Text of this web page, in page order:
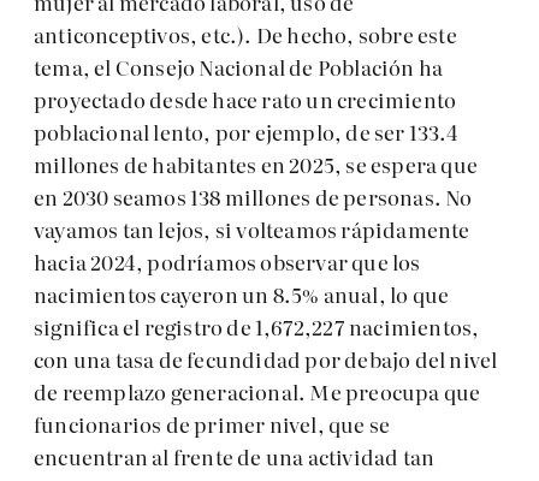
anticonceptivos, etc.). De hecho, sobre este
tema, el Consejo Nacional de Población ha
proyectado desde hace rato un crecimiento
poblacional lento, por ejemplo, de ser 133.4
millones de habitantes en 2025, se espera que
en 2030 seamos 138 millones de personas. No
vayamos tan lejos, si volteamos rápidamente
hacia 2024, podríamos observar que los
nacimientos cayeron un 8.5% anual, lo que
significa el registro de 1,672,227 nacimientos,
con una tasa de fecundidad por debajo del nivel
de reemplazo generacional. Me preocupa que
funcionarios de primer nivel, que se
encuentran al frente de una actividad tan